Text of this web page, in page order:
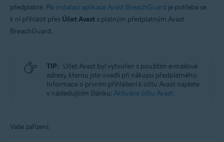
Avast BreachGuard 24.x pro Windows
Avast BreachGuard 1.x pro Mac
Operační systémy:
verze
Microsoft Windows 8.1 / Pro / Enterprise – 32/64bitová verze
Microsoft Windows 8 / Pro / Enterprise – 32/64bitový
Microsoft Windows 7 Home Basic / Home Premium / Professional /
Apple macOS 13.x (Ventura)
předplatné. Po instalaci aplikace Avast BreachGuard je potřeba se
k ní přihlásit přes Účet Avast s platným předplatným Avast
BreachGuard.
TIP: Účet Avast byl vytvořen s použitím e-mailové
adresy, kterou jste uvedli při nákupu předplatného.
Informace o prvním přihlášení k účtu Avast najdete
v následujícím článku: Aktivace účtu Avast.
Vaše zařízení: